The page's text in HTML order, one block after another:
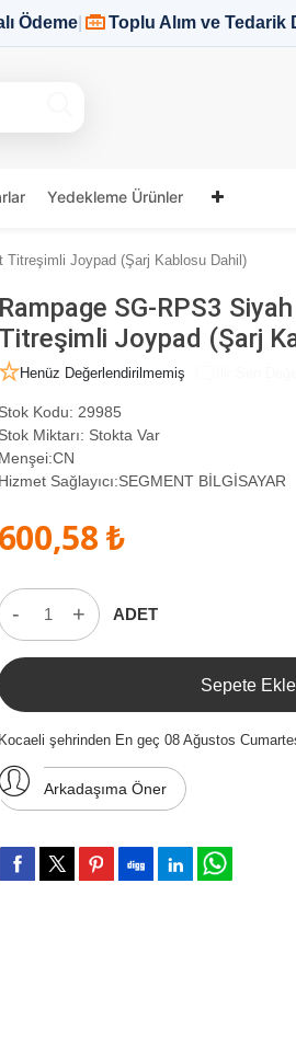
Ödeme Toplu Alım ve Tedarik
Yedekleme Ürünler
Joypad (Şarj Kablosu Dahil)
Rampage SG-RPS3
Titreşimli Joypad (Şarj
Henüz Değerlendirilmemiş
Stok Kodu: 29985
Stok Miktarı: Stokta Var
Menşei:CN
Hizmet Sağlayıcı:SEGMENT BİLGİSAYAR
600,58 ₺
- + ADET
Sepete Ekle
Kocaeli şehrinden En geç 08 Ağustos
Arkadaşıma Öner